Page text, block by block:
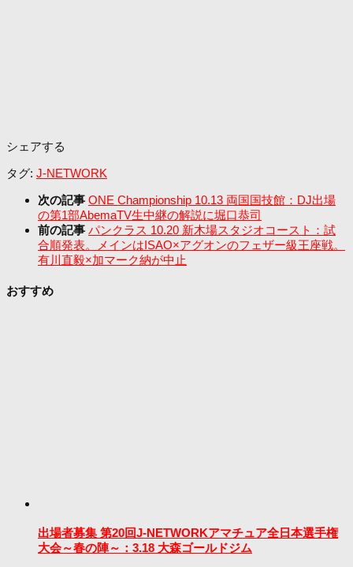
シェアする
タグ: J-NETWORK
次の記事 ONE Championship 10.13 両国国技館：DJ出場
の第1部AbemaTV生中継の解説に堀口恭司
前の記事 パンクラス 10.20 新木場スタジオコースト：試
合順発表。メインはISAO×アグオンのフェザー級王座戦。
有川直毅×加マーク納が中止
おすすめ
出場者募集 第20回J-NETWORKアマチュア全日本選手権
大会～春の陣～：3.18 大森ゴールドジム